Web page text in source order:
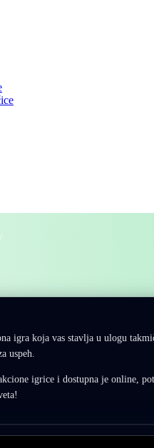
igra koja vas stavlja u ulogu
uspeh.
igrice i dostupna je online,